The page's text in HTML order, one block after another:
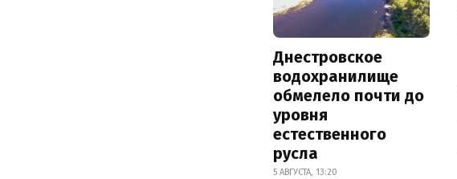
Днестровское
водохранилище
обмелело почти до
уровня
естественного
русла
5 АВГУСТА, 13:20